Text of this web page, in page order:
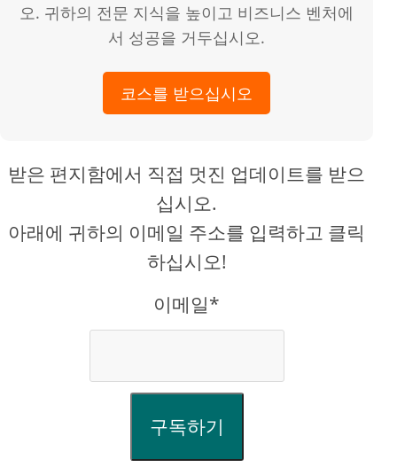
오. 귀하의 전문 지식을 높이고 비즈니스 벤처에
서 성공을 거두십시오.
코스를 받으십시오
받은 편지함에서 직접 멋진 업데이트를 받으
십시오.
아래에 귀하의 이메일 주소를 입력하고 클릭
하십시오!
이메일*
구독하기